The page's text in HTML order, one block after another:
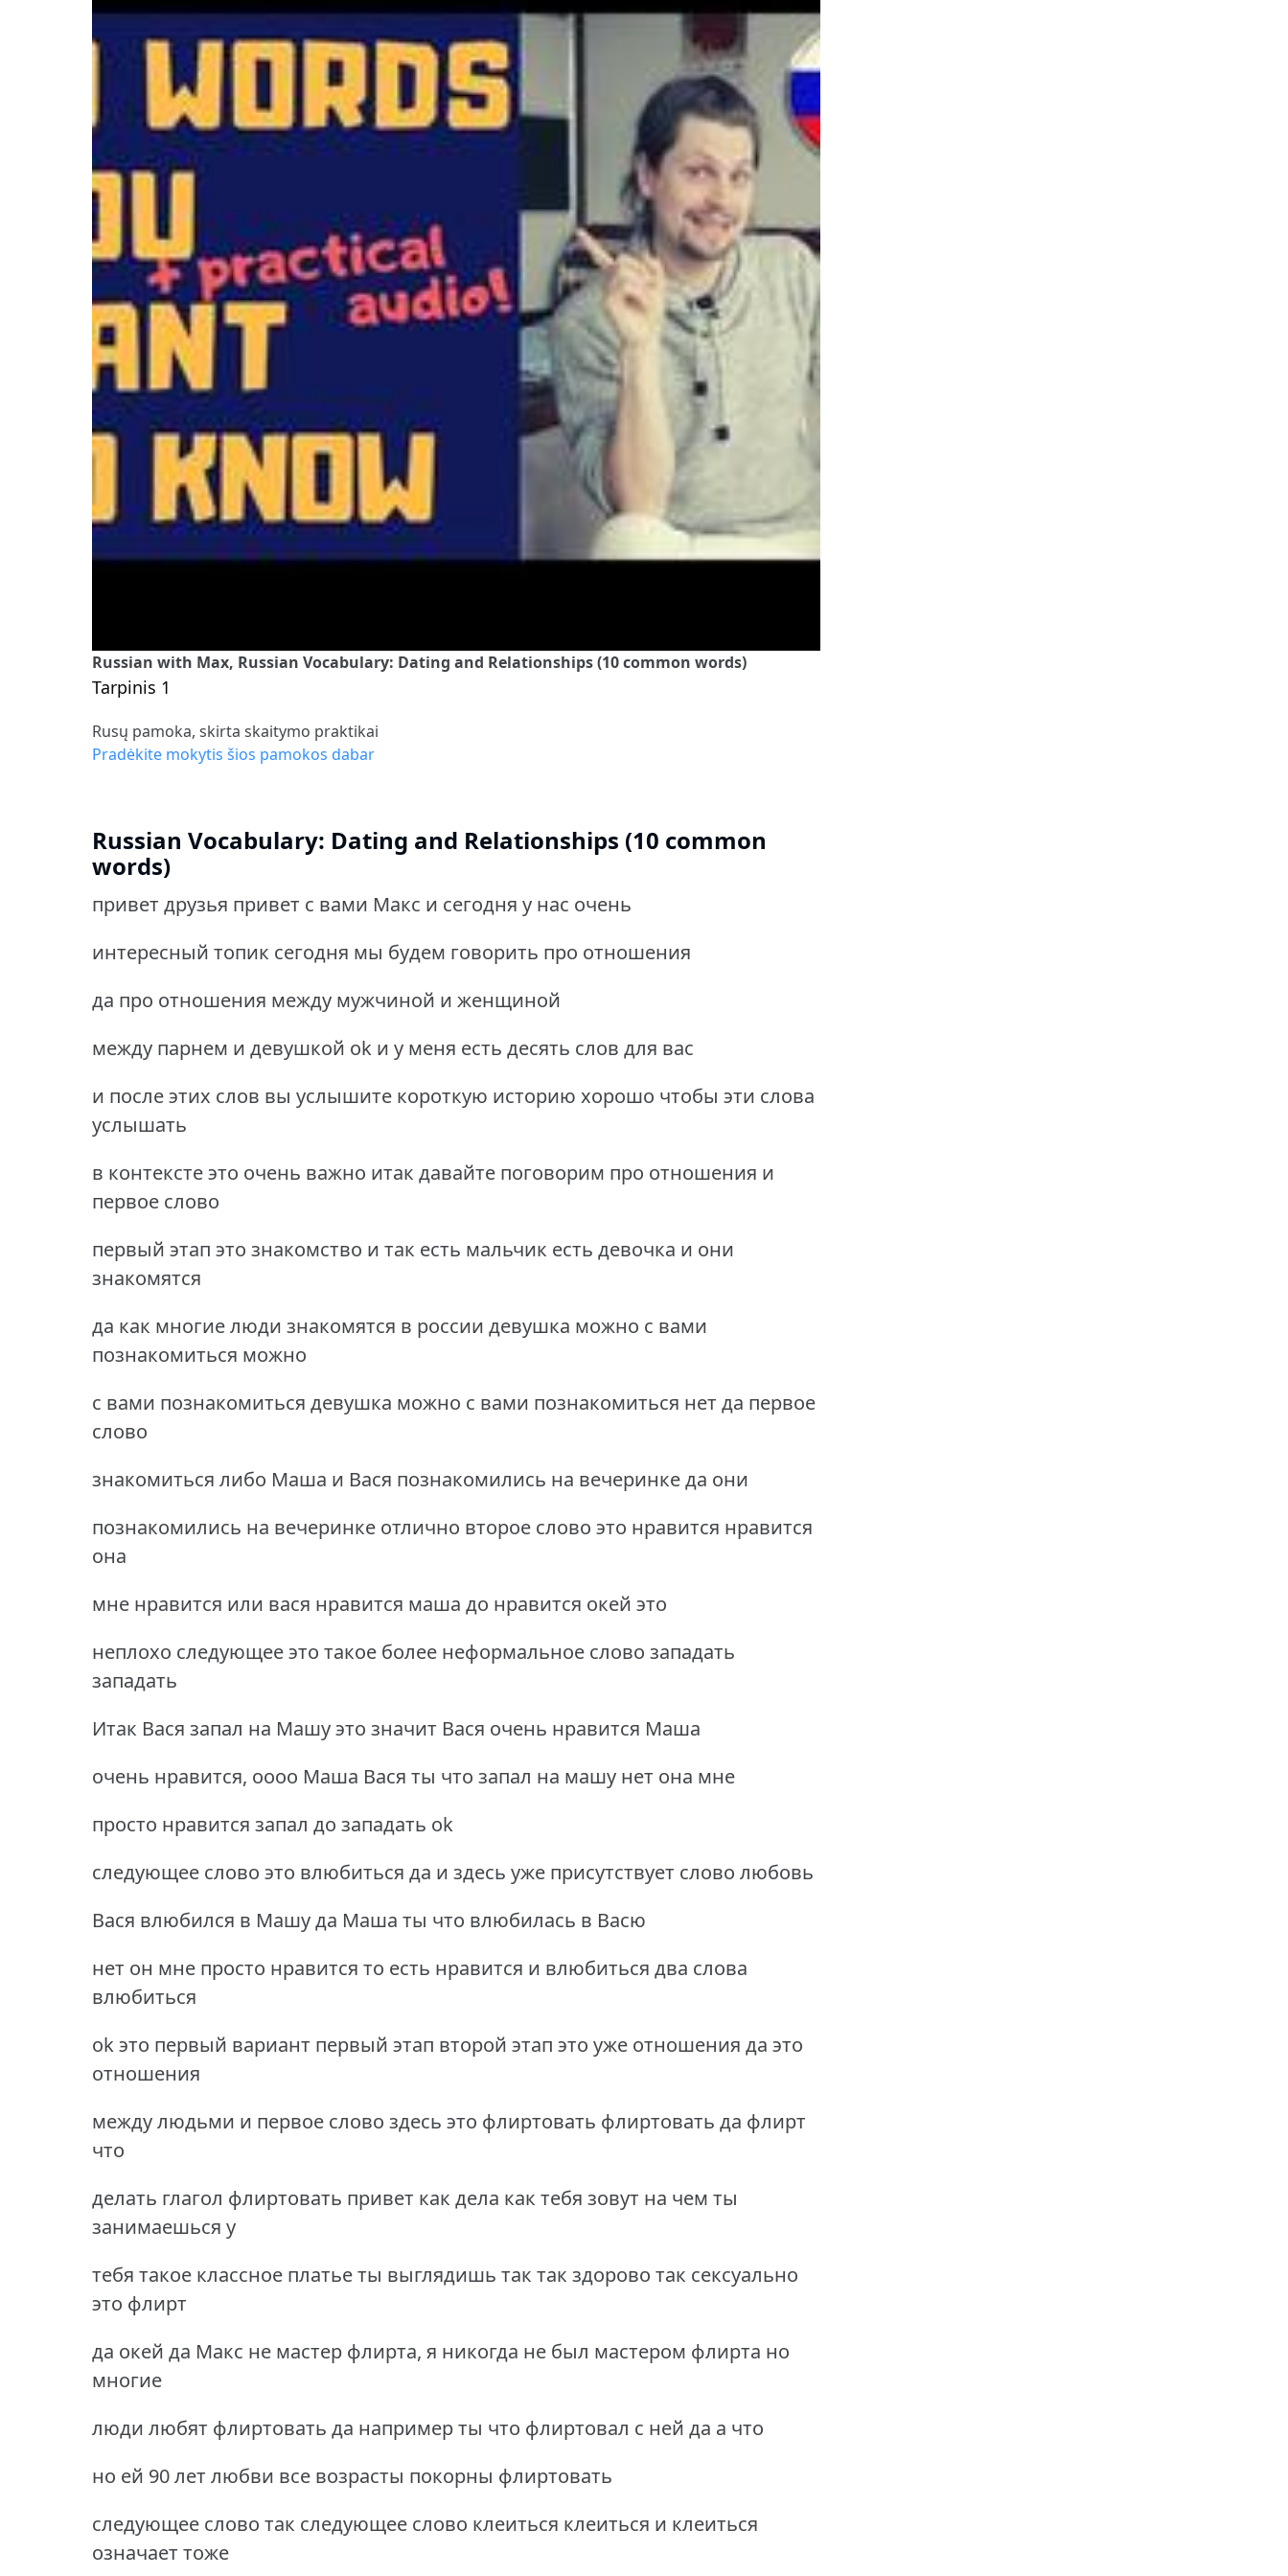
Russian with Max, Russian Vocabulary: Dating and Relationships (10 common words)
Tarpinis 1
Rusų pamoka, skirta skaitymo praktikai
Pradėkite mokytis šios pamokos dabar
Russian Vocabulary: Dating and Relationships (10 common
words)
привет друзья привет с вами Макс и сегодня у нас очень
интересный топик сегодня мы будем говорить про отношения
да про отношения между мужчиной и женщиной
между парнем и девушкой ok и у меня есть десять слов для вас
и после этих слов вы услышите короткую историю хорошо чтобы эти слова
услышать
в контексте это очень важно итак давайте поговорим про отношения и
первое слово
первый этап это знакомство и так есть мальчик есть девочка и они
знакомятся
да как многие люди знакомятся в россии девушка можно с вами
познакомиться можно
с вами познакомиться девушка можно с вами познакомиться нет да первое
слово
знакомиться либо Маша и Вася познакомились на вечеринке да они
познакомились на вечеринке отлично второе слово это нравится нравится
она
мне нравится или вася нравится маша до нравится окей это
неплохо следующее это такое более неформальное слово западать
западать
Итак Вася запал на Машу это значит Вася очень нравится Маша
очень нравится, оооо Маша Вася ты что запал на машу нет она мне
просто нравится запал до западать ok
следующее слово это влюбиться да и здесь уже присутствует слово любовь
Вася влюбился в Машу да Маша ты что влюбилась в Васю
нет он мне просто нравится то есть нравится и влюбиться два слова
влюбиться
ok это первый вариант первый этап второй этап это уже отношения да это
отношения
между людьми и первое слово здесь это флиртовать флиртовать да флирт
что
делать глагол флиртовать привет как дела как тебя зовут на чем ты
занимаешься у
тебя такое классное платье ты выглядишь так так здорово так сексуально
это флирт
да окей да Макс не мастер флирта, я никогда не был мастером флирта но
многие
люди любят флиртовать да например ты что флиртовал с ней да а что
но ей 90 лет любви все возрасты покорны флиртовать
следующее слово так следующее слово клеиться клеиться и клеиться
означает тоже